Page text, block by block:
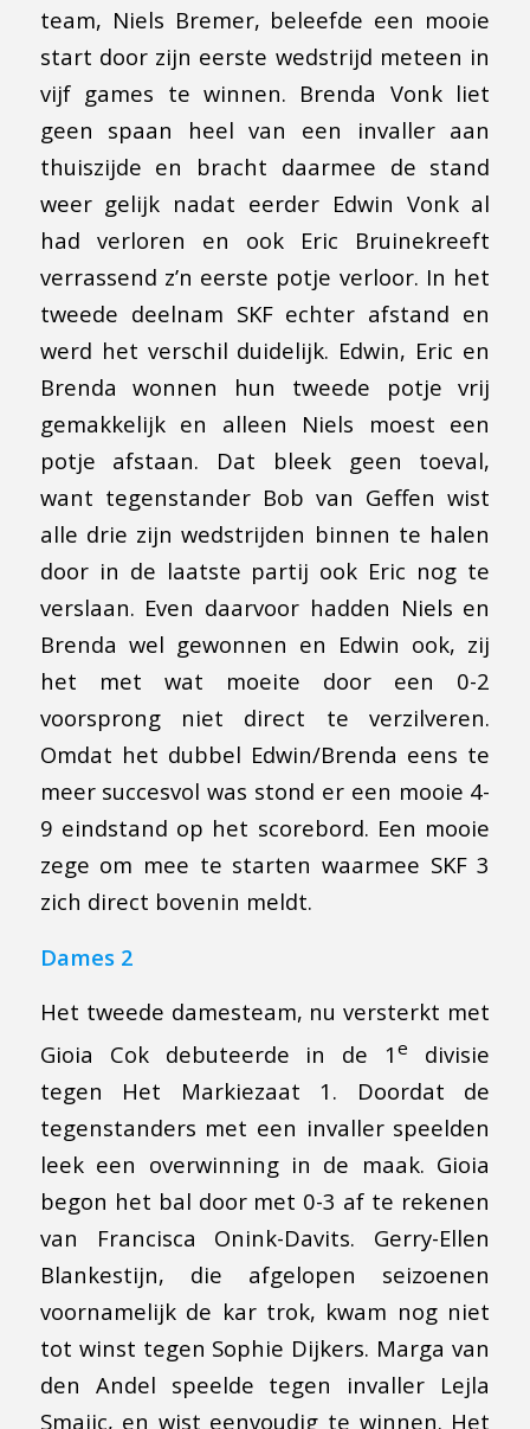
team, Niels Bremer, beleefde een mooie
start door zijn eerste wedstrijd meteen in
vijf games te winnen. Brenda Vonk liet
geen spaan heel van een invaller aan
thuiszijde en bracht daarmee de stand
weer gelijk nadat eerder Edwin Vonk al
had verloren en ook Eric Bruinekreeft
verrassend z’n eerste potje verloor. In het
tweede deelnam SKF echter afstand en
werd het verschil duidelijk. Edwin, Eric en
Brenda wonnen hun tweede potje vrij
gemakkelijk en alleen Niels moest een
potje afstaan. Dat bleek geen toeval,
want tegenstander Bob van Geffen wist
alle drie zijn wedstrijden binnen te halen
door in de laatste partij ook Eric nog te
verslaan. Even daarvoor hadden Niels en
Brenda wel gewonnen en Edwin ook, zij
het met wat moeite door een 0-2
voorsprong niet direct te verzilveren.
Omdat het dubbel Edwin/Brenda eens te
meer succesvol was stond er een mooie 4-
9 eindstand op het scorebord. Een mooie
zege om mee te starten waarmee SKF 3
zich direct bovenin meldt.
Dames 2
Het tweede damesteam, nu versterkt met
Gioia Cok debuteerde in de 1e
divisie
tegen Het Markiezaat 1. Doordat de
tegenstanders met een invaller speelden
leek een overwinning in de maak. Gioia
begon het bal door met 0-3 af te rekenen
van Francisca Onink-Davits. Gerry-Ellen
Blankestijn, die afgelopen seizoenen
voornamelijk de kar trok, kwam nog niet
tot winst tegen Sophie Dijkers. Marga van
den Andel speelde tegen invaller Lejla
Smajic, en wist eenvoudig te winnen. Het